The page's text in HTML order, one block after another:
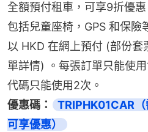
全額預付租車，可享9折優
包括兒童座椅，GPS 和保險
以 HKD 在網上預付 (部份套
單詳情) 。每張訂單只能使
代碼只能使用2次。
優惠碼：
TRIPHK01CAR
可享優惠）